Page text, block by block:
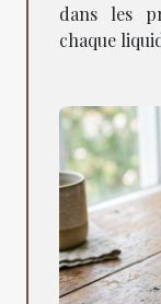
dans les
chaque